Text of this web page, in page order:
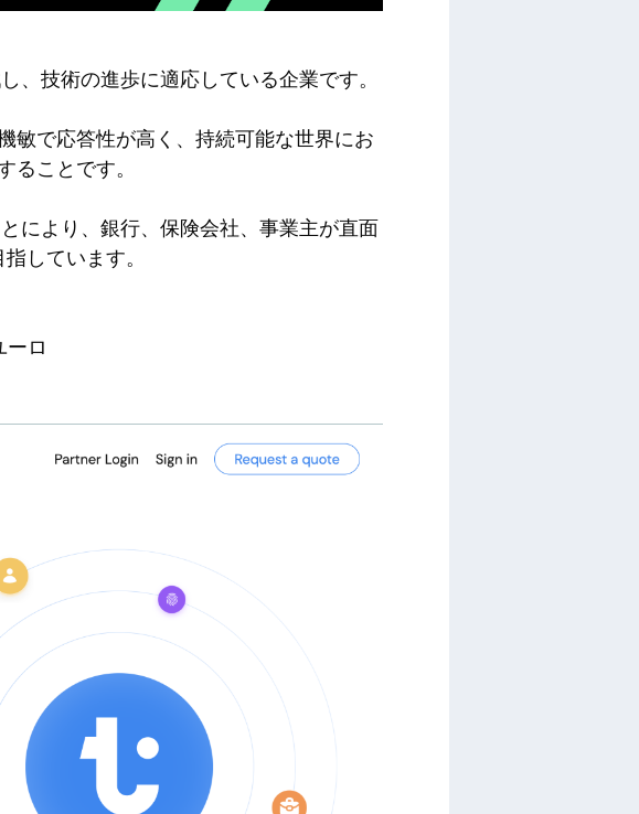
、技術の進歩に適応している企業です。
敏で応答性が高く、持続可能な世界にお
ことです。
により、銀行、保険会社、事業主が直面
しています。
ーロ